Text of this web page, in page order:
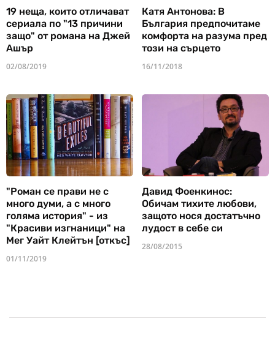
19 неща, които отличават
сериала по "13 причини
защо" от романа на Джей
Ашър
02/08/2019
Катя Антонова: В
България предпочитаме
комфорта на разума пред
този на сърцето
16/11/2018
"Роман се прави не с
много думи, а с много
голяма история" - из
"Красиви изгнаници" на
Мег Уайт Клейтън [откъс]
01/11/2019
Давид Фоенкинос:
Обичам тихите любови,
защото нося достатъчно
лудост в себе си
28/08/2015